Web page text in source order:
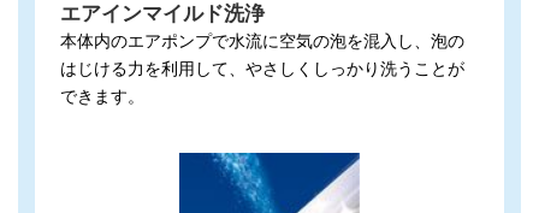
エアインマイルド洗浄
本体内のエアポンプで水流に空気の泡を混入し、泡の
はじける力を利用して、やさしくしっかり洗うことが
できます。